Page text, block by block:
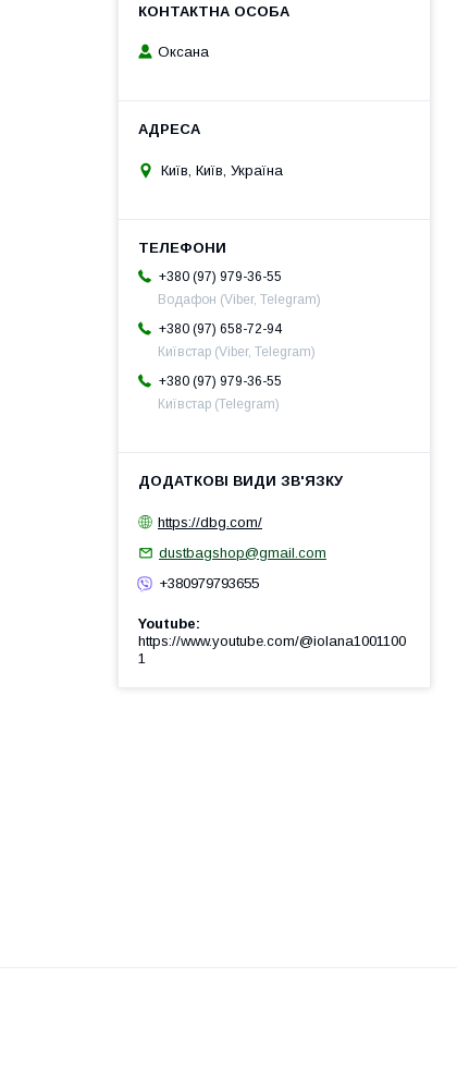
Оксана
Київ, Київ, Україна
+380 (97) 979-36-55
Водафон (Viber, Telegram)
+380 (97) 658-72-94
Київстар (Viber, Telegram)
+380 (97) 979-36-55
Київстар (Telegram)
https://dbg.com/
dustbagshop@gmail.com
+380979793655
Youtube
https://www.youtube.com/@iolana1001100
1